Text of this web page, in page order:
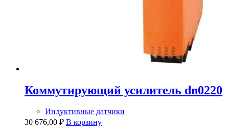
Коммутирующий усилитель dn0220
Индуктивные датчики
30 676,00 ₽ В корзину